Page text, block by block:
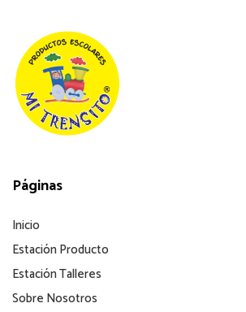
Páginas
Inicio
Estación Producto
Estación Talleres
Sobre Nosotros